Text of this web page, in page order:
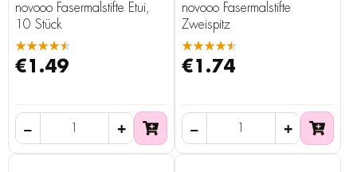
novooo Fasermalstifte Etui,
10 Stück
★★★★★
€1.49
novooo Fasermalstifte
Zweispitz
★★★★★
€1.74